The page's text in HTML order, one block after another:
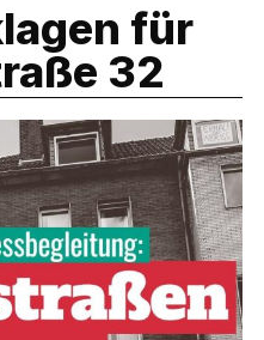
für
32